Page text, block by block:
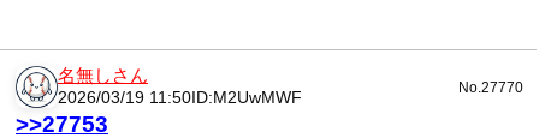
名無しさん
2026/03/19 11:50 ID:M2UwMWF
No.27770
>>27753